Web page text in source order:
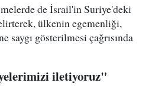
de İsrail'in Suriye'deki
ülkenin egemenliği,
gösterilmesi çağrısında
iletiyoruz"